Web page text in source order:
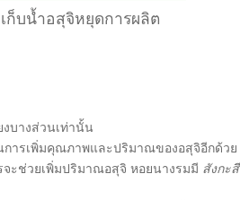
ก็บน้ำอสุจิหยุดการผลิต
บางส่วนเท่านั้น
การเพิ่มคุณภาพและปริมาณของอสุจิอีกด้วย
ะช่วยเพิ่มปริมาณอสุจิ หอยนางรมมี สังกะสี